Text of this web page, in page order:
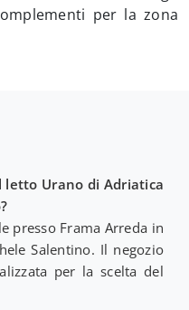
per la zona
letto Urano di Adriatica
presso Frama Arreda in
Salentino. Il negozio
per la scelta del